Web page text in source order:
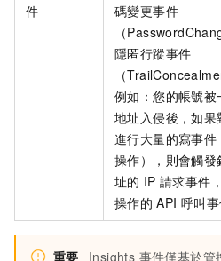
件
碼變更事件
（
隱匿行蹤事件
（
例如：您的帳號被
地址入侵後，如
進行大量的寫事件
操作），則會觸發
址的 IP 請求事件
操作的 API 呼叫事
重要
Insights 事件僅基於管